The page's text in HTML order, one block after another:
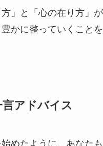
」と「心の在り方」
豊かに整っていくこと
アドバイス
始めたように、あなた